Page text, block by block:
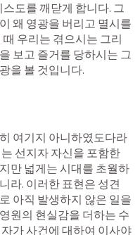
도를 깨닫게 합니다. 그
왜 영광을 버리고 멸시를
우리는 겪으시는 그리
보고 즐거를 당하시는 그
을 볼 것입니다.
여기지 아니하였도다라
선지자 자신을 포함한
만 넓게는 시대를 초월하
라. 이러한 표현은 성견
아직 발생하지 않은 일을
원의 현실감을 더하는 수
가 사건에 대하여 이사야